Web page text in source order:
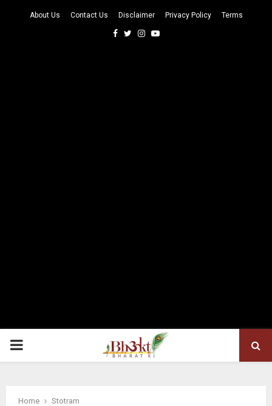
About Us Contact Us Disclaimer Privacy Policy Terms
Facebook
TwitterInstagram
Youtube
PRIMARY
Home
Stotram